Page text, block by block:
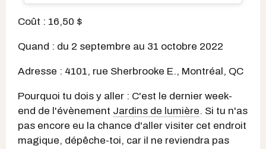
Coût : 16,50 $
Quand : du 2 septembre au 31 octobre 2022
Adresse : 4101, rue Sherbrooke E., Montréal, QC
Pourquoi tu dois y aller : C'est le dernier week-
end de l'évènement Jardins de lumière. Si tu n'as
pas encore eu la chance d'aller visiter cet endroit
magique, dépêche-toi, car il ne reviendra pas